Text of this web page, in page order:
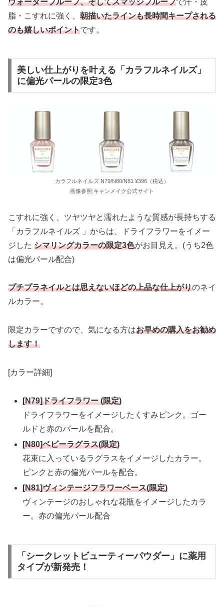
脂・こすれに強く、 朝描いたラインも長時間キープされる
のも嬉しいポイントです。
美しい仕上がりを叶える「カラフルネイルズ」
に偏光パールの限定3色
カラフルネイルズ N79/N80/N81 ¥396（税込）
画像参照:キャンメイク公式サイト
こすれに強く、ツヤツヤと濡れたような質感が長持ちする
「カラフルネイルズ 」からは、ドライフラワーをイメー
ジした シマリングカラーの限定3色がお目見え。(うち2色
は偏光パール配合)
プチプラネイルとは思えないほどの上品な仕上がりのネイ
ルカラー。
限定カラーですので、気になる方はお早めの購入をお勧め
します！
[カラー詳細]
[N79]ドライフラワー (限定)
ドライフラワーをイメージしたくすみピンク。ゴー
ルドと赤のパールを配合。
[N80]ベビーラグラス(限定)
花束に入っているラグラスをイメージしたカラー。
ピンクと赤の偏光パールを配合。
[N81]ヴィンテージフラワーベース(限定)
ヴィンテージのおしゃれな花瓶をイメージしたカラ
ー。赤の偏光パール配合
「シークレットビューティーパウダー」に薬用
タイプが新発売！